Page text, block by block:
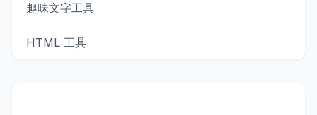
趣味文字工具
HTML 工具